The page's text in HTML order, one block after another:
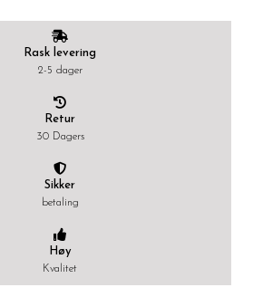
Rask levering
2-5 dager
Retur
30 Dagers
Sikker
betaling
Høy
Kvalitet